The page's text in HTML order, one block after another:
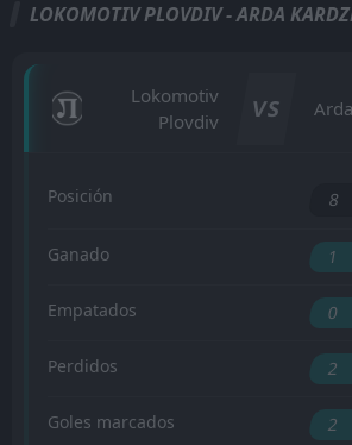
LOKOMOTIV PLOVDIV - ARDA
Lokomotiv
Plovdiv
VS
Posición 8
Ganado 1
Empatados 0
Perdidos 2
Goles marcados 2